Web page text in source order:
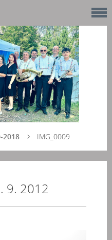
2018
IMG_0009
9. 2012